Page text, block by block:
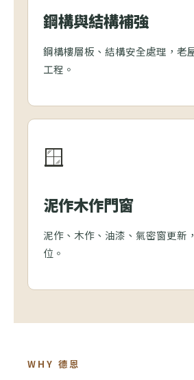
鋼構與結構補強
鋼構樓層板、結構安全處理，老
工程。
🪟
泥作木作門窗
泥作、木作、油漆、氣密窗更新
位。
WHY 德恩